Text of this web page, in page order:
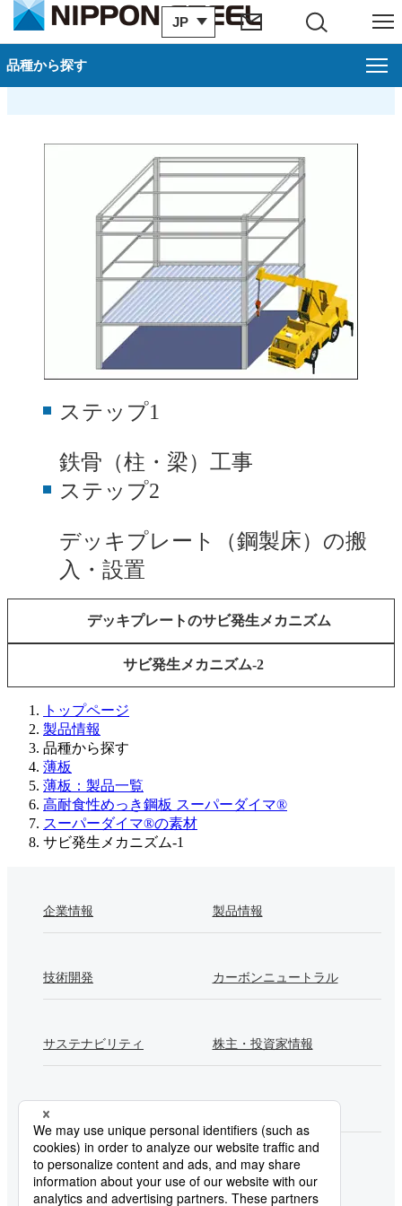
JP
サイト内検索 メニュー
品種から探す 閉じ
品種から探す
サビ発生メカニズム-1
ステップ1
鉄骨（柱・梁）工事
ステップ2
デッキプレート（鋼製床）の搬
入・設置
デッキプレートのサビ発生メカニズム
サビ発生メカニズム-2
トップページ
製品情報
品種から探す
薄板
薄板：製品一覧
高耐食性めっき鋼板 スーパーダイマ®
スーパーダイマ®の素材
サビ発生メカニズム-1
企業情報 製品情報
技術開発 カーボンニュートラル
サステナビリティ 株主・投資家情報
採用情報
製鉄所一覧